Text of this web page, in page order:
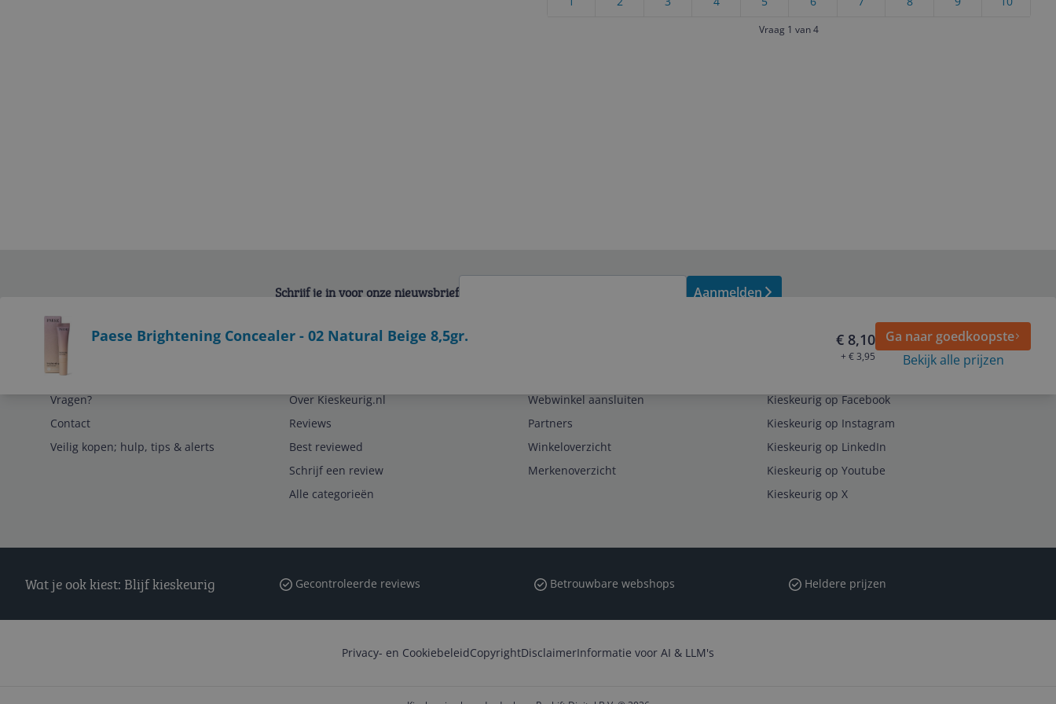
Vraag 1 van 4
Paese Brightening Concealer - 02 Natural Beige 8,5gr. € 8,10
+ € 3,95
Ga naar goedkoopste
Bekijk alle prijzen
Schrijf je in voor onze nieuwsbrief Aanmelden
Service
Vragen?
Contact
Veilig kopen; hulp, tips & alerts
Over Kieskeurig.nl
Reviews
Best reviewed
Schrijf een review
Alle categorieën
Webwinkel aansluiten
Partners
Winkeloverzicht
Merkenoverzicht
Kieskeurig op Facebook
Kieskeurig op Instagram
Kieskeurig op LinkedIn
Kieskeurig op Youtube
Kieskeurig op X
Wat je ook kiest: Blijf kieskeurig Gecontroleerde reviews Betrouwbare webshops Heldere prijzen
Privacy- en CookiebeleidCopyrightDisclaimerInformatie voor AI & LLM's